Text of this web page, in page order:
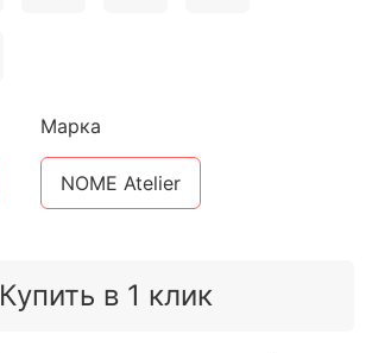
Купить в 1 клик
Марка
NOME Atelier